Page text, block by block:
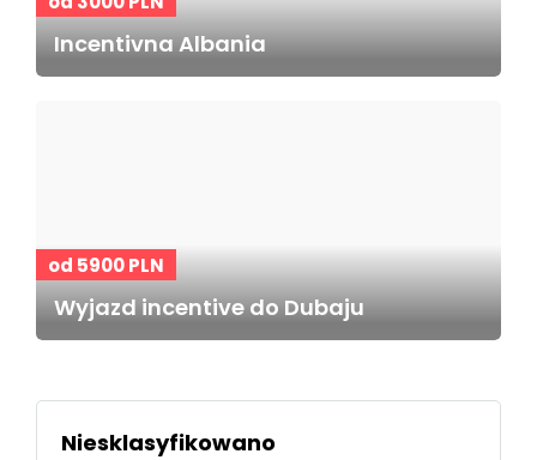
Incentivna Albania
od 5900 PLN
Wyjazd incentive do Dubaju
Niesklasyfikowano